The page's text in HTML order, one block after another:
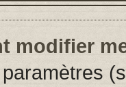
modifier